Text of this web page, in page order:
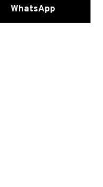
WhatsApp